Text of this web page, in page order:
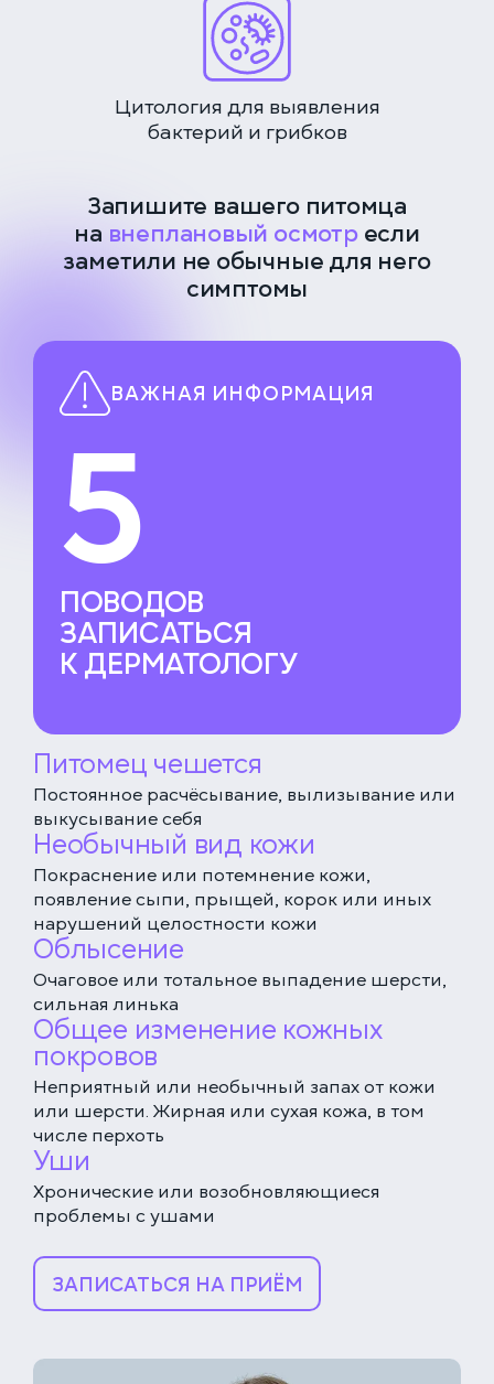
Цитология для выявления
бактерий и грибков
Запишите вашего питомца
на внеплановый осмотресли
заметили не обычные для него
симптомы
ВАЖНАЯ ИНФОРМАЦИЯ
5
ПОВОДОВ
ЗАПИСАТЬСЯ
К ДЕРМАТОЛОГУ
Питомец чешется
Постоянное расчёсывание, вылизывание или
выкусывание себя
Необычный вид кожи
Покраснение или потемнение кожи,
появление сыпи, прыщей, корок или иных
нарушений целостности кожи
Облысение
Очаговое или тотальное выпадение шерсти,
сильная линька
Общее изменение кожных
покровов
Неприятный или необычный запах от кожи
или шерсти. Жирная или сухая кожа, в том
числе перхоть
Уши
Хронические или возобновляющиеся
проблемы с ушами
ЗАПИСАТЬСЯ НА ПРИЁМ
Выберите дату
ЕДИНАЯ СПРАВОЧНАЯ (КРУГЛОСУТОЧНО)
+7 (499) 288-80-36
Закажите звонок, и мы перезвоним вам в течение
15 минут
и обработки данных